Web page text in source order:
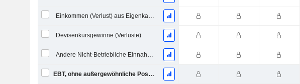
Einkommen (Verlust) aus Eigenkapitalinvestitionen.
Devisenkursgewinne (Verluste)
Andere Nicht-Betriebliche Einnahmen (Ausgaben)
EBT, ohne außergewöhnliche Posten